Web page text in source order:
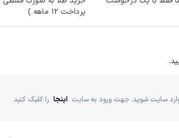
پرداخت 12 ماهه )
سایت شوید. جهت ورود به سایت اینجا را کلیک کنید